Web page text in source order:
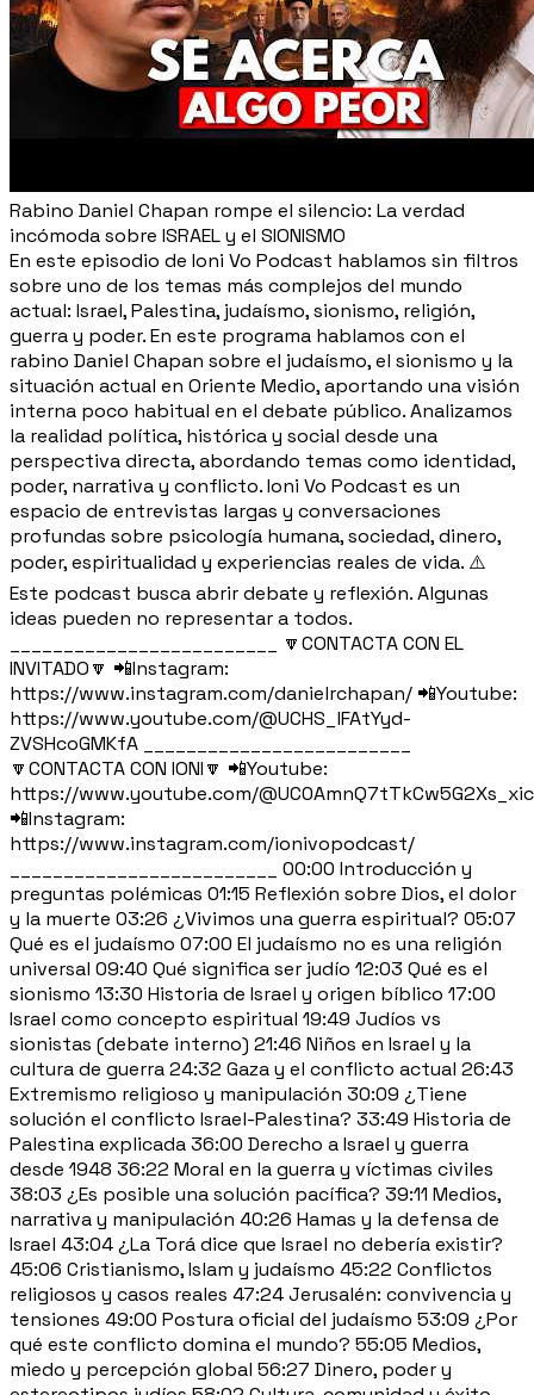
Rabino Daniel Chapan rompe el silencio: La verdad
incómoda sobre ISRAEL y el SIONISMO
En este episodio de Ioni Vo Podcast hablamos sin filtros
sobre uno de los temas más complejos del mundo
actual: Israel, Palestina, judaísmo, sionismo, religión,
guerra y poder. En este programa hablamos con el
rabino Daniel Chapan sobre el judaísmo, el sionismo y la
situación actual en Oriente Medio, aportando una visión
interna poco habitual en el debate público. Analizamos
la realidad política, histórica y social desde una
perspectiva directa, abordando temas como identidad,
poder, narrativa y conflicto. Ioni Vo Podcast es un
espacio de entrevistas largas y conversaciones
profundas sobre psicología humana, sociedad, dinero,
poder, espiritualidad y experiencias reales de vida. ⚠️
Este podcast busca abrir debate y reflexión. Algunas
ideas pueden no representar a todos.
_________________________ 🔽CONTACTA CON EL
INVITADO🔽 📲Instagram:
https://www.instagram.com/danielrchapan/ 📲Youtube:
https://www.youtube.com/@UCHS_lFAtYyd-
ZVSHcoGMKfA _________________________
🔽CONTACTA CON IONI🔽 📲Youtube:
https://www.youtube.com/
📲Instagram:
https://www.instagram.com/ionivopodcast/
_________________________ 00:00 Introducción y
preguntas polémicas 01:15 Reflexión sobre Dios, el dolor
y la muerte 03:26 ¿Vivimos una guerra espiritual? 05:07
Qué es el judaísmo 07:00 El judaísmo no es una religión
universal 09:40 Qué significa ser judío 12:03 Qué es el
sionismo 13:30 Historia de Israel y origen bíblico 17:00
Israel como concepto espiritual 19:49 Judíos vs
sionistas (debate interno) 21:46 Niños en Israel y la
cultura de guerra 24:32 Gaza y el conflicto actual 26:43
Extremismo religioso y manipulación 30:09 ¿Tiene
solución el conflicto Israel-Palestina? 33:49 Historia de
Palestina explicada 36:00 Derecho a Israel y guerra
desde 1948 36:22 Moral en la guerra y víctimas civiles
38:03 ¿Es posible una solución pacífica? 39:11 Medios,
narrativa y manipulación 40:26 Hamas y la defensa de
Israel 43:04 ¿La Torá dice que Israel no debería existir?
45:06 Cristianismo, Islam y judaísmo 45:22 Conflictos
religiosos y casos reales 47:24 Jerusalén: convivencia y
tensiones 49:00 Postura oficial del judaísmo 53:09 ¿Por
qué este conflicto domina el mundo? 55:05 Medios,
miedo y percepción global 56:27 Dinero, poder y